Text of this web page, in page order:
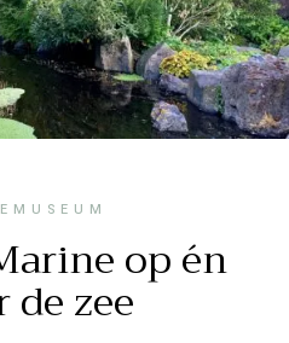
op én
de zee